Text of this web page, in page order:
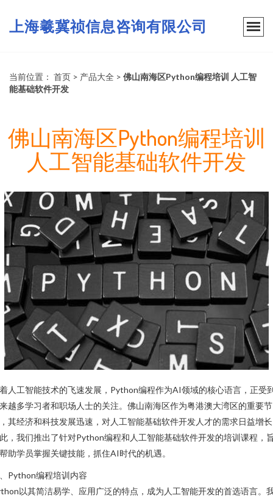
上海羲冀祯信息咨询有限公司
当前位置： 首页 > 产品大全 > 佛山南海区Python编程培训 人工智
能基础软件开发
佛山南海区Python编程培训
人工智能基础软件开发
人工智能技术的飞速发展，Python编程作为AI领域的核心语言，正受
越多学习者和职场人士的关注。佛山南海区作为粤港澳大湾区的重要节
其经济和科技发展迅速，对人工智能基础软件开发人才的需求日益增
，我们推出了针对Python编程和人工智能基础软件开发的培训课程，
助学员掌握关键技能，抓住AI时代的机遇。
Python编程培训内容
以其简洁易学、应用广泛的特点，成为人工智能开发的首选语言。